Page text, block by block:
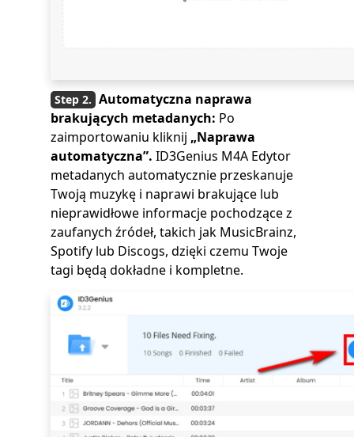
Automatyczna naprawa
brakujących metadanych: Po
zaimportowaniu kliknij „Naprawa
automatyczna”. ID3Genius M4A Edytor
metadanych automatycznie przeskanuje
Twoją muzykę i naprawi brakujące lub
nieprawidłowe informacje pochodzące z
zaufanych źródeł, takich jak MusicBrainz,
Spotify lub Discogs, dzięki czemu Twoje
tagi będą dokładne i kompletne.